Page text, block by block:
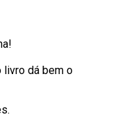
livro dá bem o